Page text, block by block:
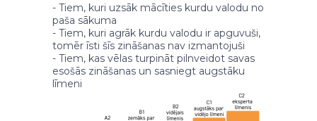
- Tiem, kuri uzsāk mācīties kurdu valodu no
paša sākuma
- Tiem, kuri agrāk kurdu valodu ir apguvuši,
tomēr īsti šīs zināšanas nav izmantojuši
- Tiem, kas vēlas turpināt pilnveidot savas
esošās zināšanas un sasniegt augstāku
līmeni